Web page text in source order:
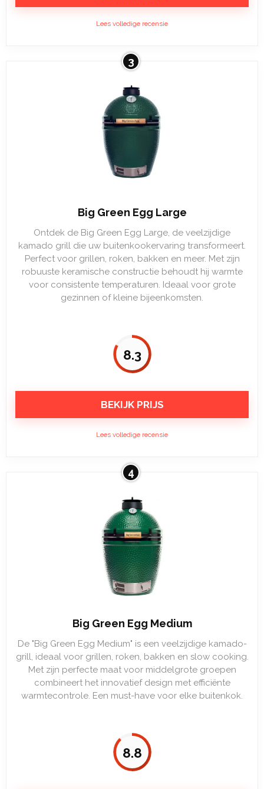
Lees volledige recensie
3
Big Green Egg Large
Ontdek de Big Green Egg Large, de veelzijdige
kamado grill die uw buitenkookervaring transformeert.
Perfect voor grillen, roken, bakken en meer. Met zijn
robuuste keramische constructie behoudt hij warmte
voor consistente temperaturen. Ideaal voor grote
gezinnen of kleine bijeenkomsten.
8.3
BEKIJK PRIJS
Lees volledige recensie
4
Big Green Egg Medium
De "Big Green Egg Medium" is een veelzijdige kamado-
grill, ideaal voor grillen, roken, bakken en slow cooking.
Met zijn perfecte maat voor middelgrote groepen
combineert het innovatief design met efficiënte
warmtecontrole. Een must-have voor elke buitenkok.
8.8